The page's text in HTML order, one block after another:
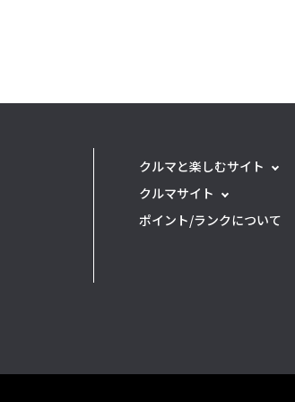
クルマと楽しむサイト
クルマサイト
ポイント/ランクについて